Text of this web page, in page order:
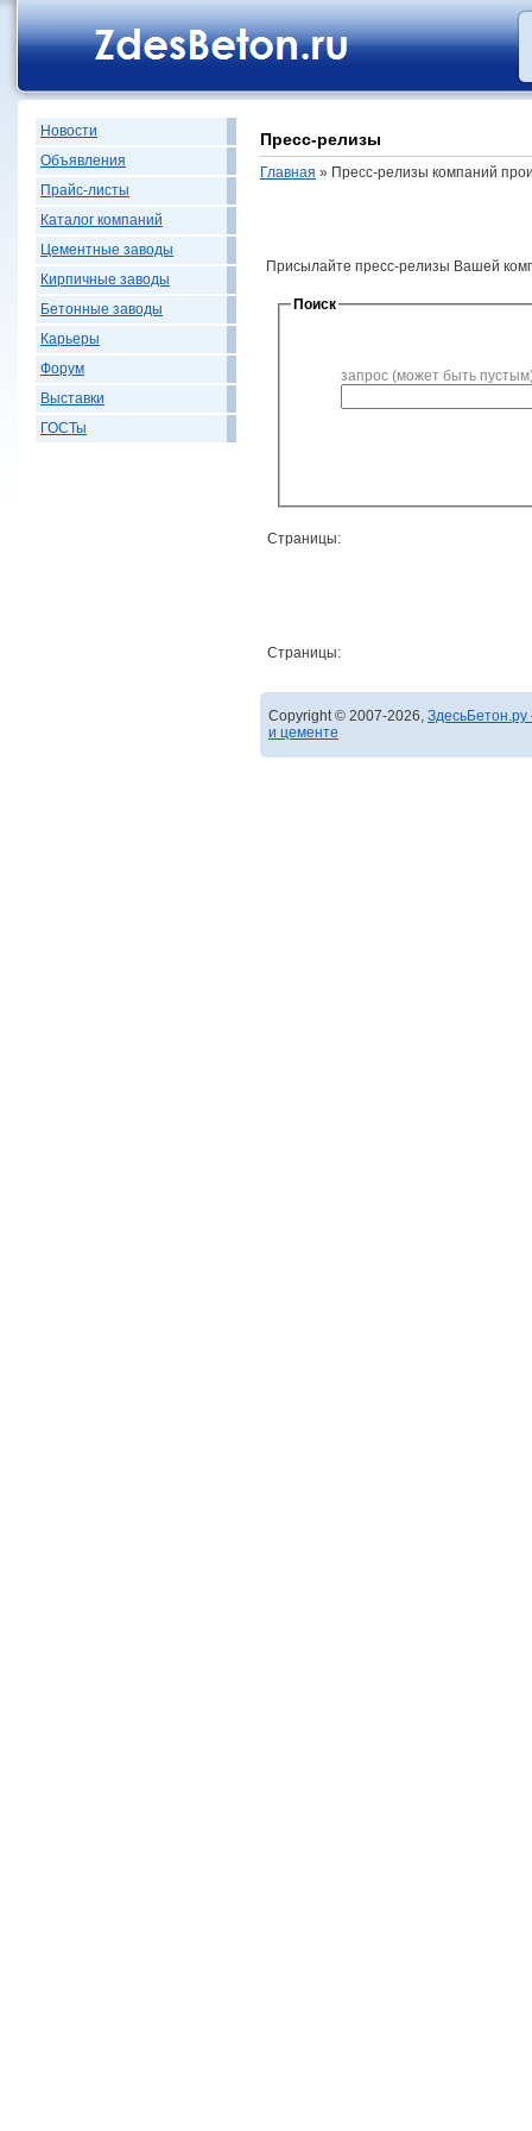
Новости
Объявления
Прайс-листы
Каталог компаний
Цементные заводы
Кирпичные заводы
Бетонные заводы
Карьеры
Форум
Выставки
ГОСТы
Пресс-релизы
Главная » Пресс-релизы компаний
Присылайте пресс-релизы Вашей
Поиск
запрос (может быть
Страницы:
Страницы:
Copyright © 2007-2026,
и цементе